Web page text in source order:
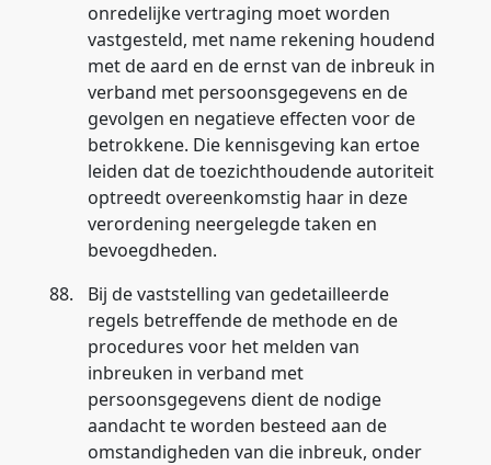
onredelijke vertraging moet worden
vastgesteld, met name rekening houdend
met de aard en de ernst van de inbreuk in
verband met persoonsgegevens en de
gevolgen en negatieve effecten voor de
betrokkene. Die kennisgeving kan ertoe
leiden dat de toezichthoudende autoriteit
optreedt overeenkomstig haar in deze
verordening neergelegde taken en
bevoegdheden.
88.
Bij de vaststelling van gedetailleerde
regels betreffende de methode en de
procedures voor het melden van
inbreuken in verband met
persoonsgegevens dient de nodige
aandacht te worden besteed aan de
omstandigheden van die inbreuk, onder